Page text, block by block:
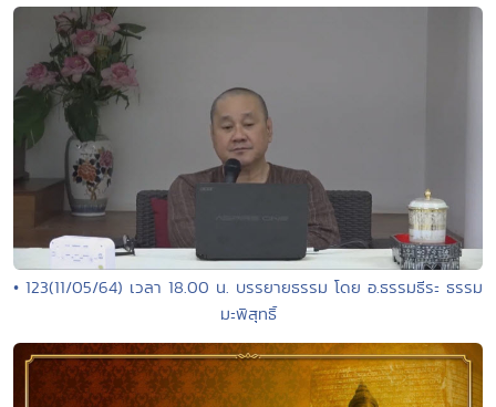
• 123(11/05/64) เวลา 18.00 น. บรรยายธรรม โดย อ.ธรรมธีระ ธรรม
มะพิสุทธิ์